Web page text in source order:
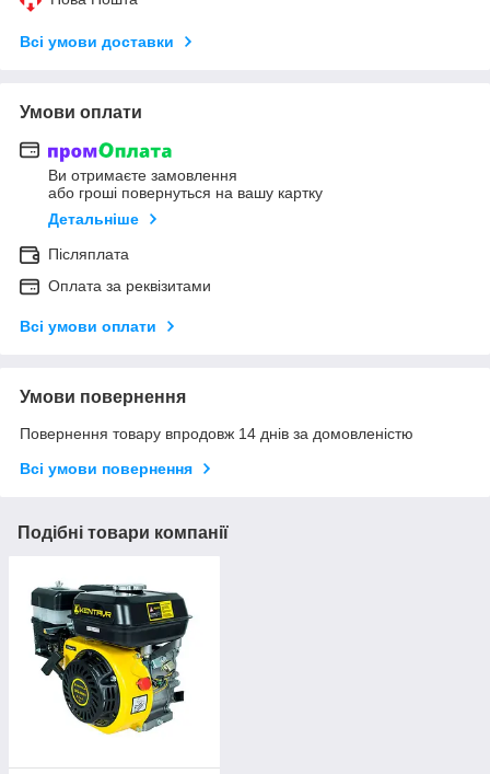
Всі умови доставки
Умови оплати
Ви отримаєте замовлення
або гроші повернуться на вашу картку
Детальніше
Післяплата
Оплата за реквізитами
Всі умови оплати
Умови повернення
Повернення товару впродовж 14 днів за домовленістю
Всі умови повернення
Подібні товари компанії